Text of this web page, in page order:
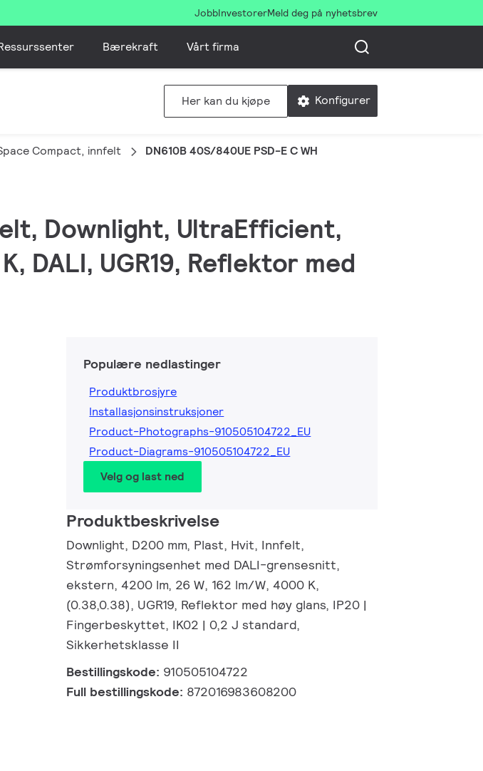
JobbInvestorerMeld deg på nyhetsbrev
Bærekraft Vårt firma
Her kan du kjøpe Konfigurer
Compact, innfelt DN610B 40S/840UE PSD-E C WH
Downlight, UltraEfficient,
DALI, UGR19, Reflektor med
Populære nedlastinger
Produktbrosjyre
Installasjonsinstruksjoner
Product-Photographs-910505104722_EU
Product-Diagrams-910505104722_EU
Velg og last ned
Produktbeskrivelse
Downlight, D200 mm, Plast, Hvit, Innfelt,
Strømforsyningsenhet med DALI-grensesnitt,
ekstern, 4200 lm, 26 W, 162 lm/W, 4000 K,
(0.38,0.38), UGR19, Reflektor med høy glans, IP20 |
Fingerbeskyttet, IK02 | 0,2 J standard,
Sikkerhetsklasse II
Bestillingskode: 910505104722
Full bestillingskode: 872016983608200